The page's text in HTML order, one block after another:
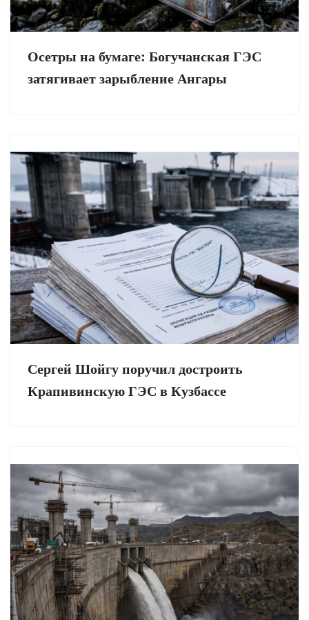
Осетры на бумаге: Богучанская ГЭС
затягивает зарыбление Ангары
Сергей Шойгу поручил достроить
Крапивинскую ГЭС в Кузбассе